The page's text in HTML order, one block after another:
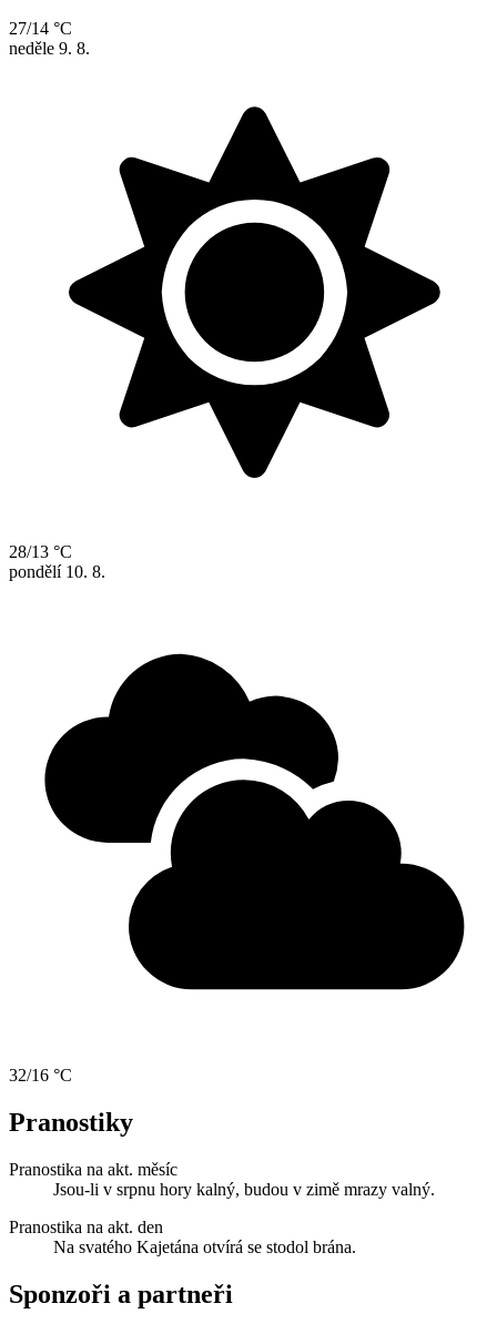
27/14 °C
neděle 9. 8.
28/13 °C
pondělí 10. 8.
32/16 °C
Pranostiky
Pranostika na akt. měsíc
Jsou-li v srpnu hory kalný, budou v zimě mrazy valný.
Pranostika na akt. den
Na svatého Kajetána otvírá se stodol brána.
Sponzoři a partneři